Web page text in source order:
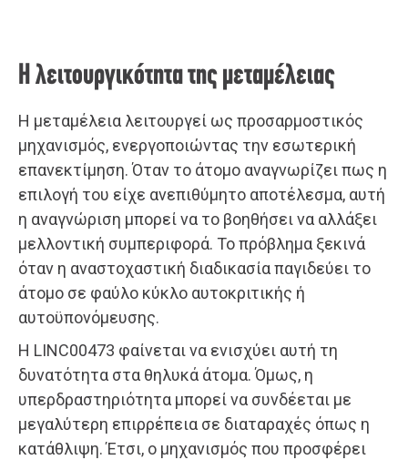
Η λειτουργικότητα της μεταμέλειας
Η μεταμέλεια λειτουργεί ως προσαρμοστικός
μηχανισμός, ενεργοποιώντας την εσωτερική
επανεκτίμηση. Όταν το άτομο αναγνωρίζει πως η
επιλογή του είχε ανεπιθύμητο αποτέλεσμα, αυτή
η αναγνώριση μπορεί να το βοηθήσει να αλλάξει
μελλοντική συμπεριφορά. Το πρόβλημα ξεκινά
όταν η αναστοχαστική διαδικασία παγιδεύει το
άτομο σε φαύλο κύκλο αυτοκριτικής ή
αυτοϋπονόμευσης.
Η LINC00473 φαίνεται να ενισχύει αυτή τη
δυνατότητα στα θηλυκά άτομα. Όμως, η
υπερδραστηριότητα μπορεί να συνδέεται με
μεγαλύτερη επιρρέπεια σε διαταραχές όπως η
κατάθλιψη. Έτσι, ο μηχανισμός που προσφέρει